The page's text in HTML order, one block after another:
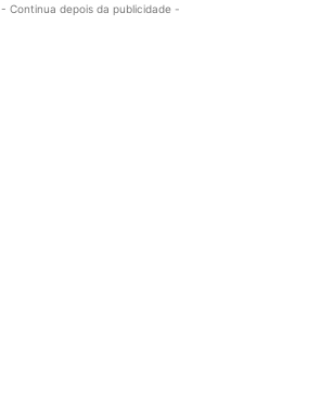
- Continua depois da publicidade -